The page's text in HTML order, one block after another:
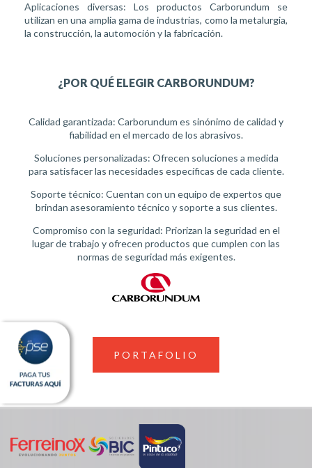
Aplicaciones diversas: Los productos Carborundum se
utilizan en una amplia gama de industrias, como la metalurgia,
la construcción, la automoción y la fabricación.
¿POR QUÉ ELEGIR CARBORUNDUM?
Calidad garantizada: Carborundum es sinónimo de calidad y
fiabilidad en el mercado de los abrasivos.
Soluciones personalizadas: Ofrecen soluciones a medida
para satisfacer las necesidades específicas de cada cliente.
Soporte técnico: Cuentan con un equipo de expertos que
brindan asesoramiento técnico y soporte a sus clientes.
Compromiso con la seguridad: Priorizan la seguridad en el
lugar de trabajo y ofrecen productos que cumplen con las
normas de seguridad más exigentes.
PORTAFOLIO